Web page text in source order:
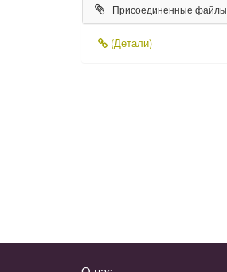
Присоединенные файлы
(Детали)